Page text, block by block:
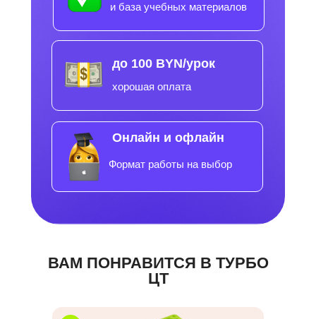
Онлайн и офлайн
Формат работы на выбор
и база учебных материалов
до 100 BYN/урок
хорошая оплата
ВАМ ПОНРАВИТСЯ В ТУРБО
ЦТ